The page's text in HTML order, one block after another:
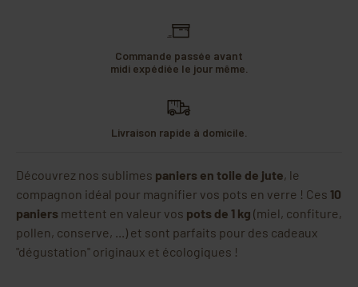
Commande passée avant
midi expédiée le jour même.
Livraison rapide à domicile.
Découvrez nos sublimes paniers en toile de jute, le
compagnon idéal pour magnifier vos pots en verre ! Ces 10
paniers mettent en valeur vos pots de 1 kg (miel, confiture,
pollen, conserve, ...) et sont parfaits pour des cadeaux
"dégustation" originaux et écologiques !